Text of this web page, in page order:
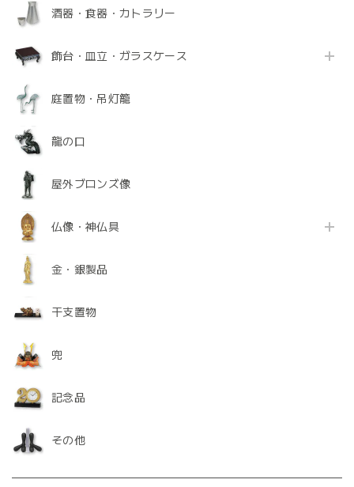
酒器・食器・カトラリー
飾台・皿立・ガラスケース
庭置物・吊灯籠
龍の口
屋外ブロンズ像
仏像・神仏具
金・銀製品
干支置物
兜
記念品
その他